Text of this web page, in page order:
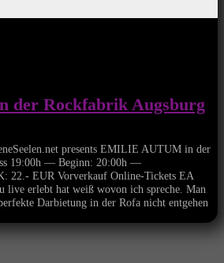
der Rockfabrik Augsburg
presents EMILIE AUTUM in der
19:00h — Beginn: 20:00h —
22.- EUR Vorverkauf Online-Tickets EA
live erlebt hat weiß wovon ich spreche. Man
Darbietung in der Rofa nicht entgehen